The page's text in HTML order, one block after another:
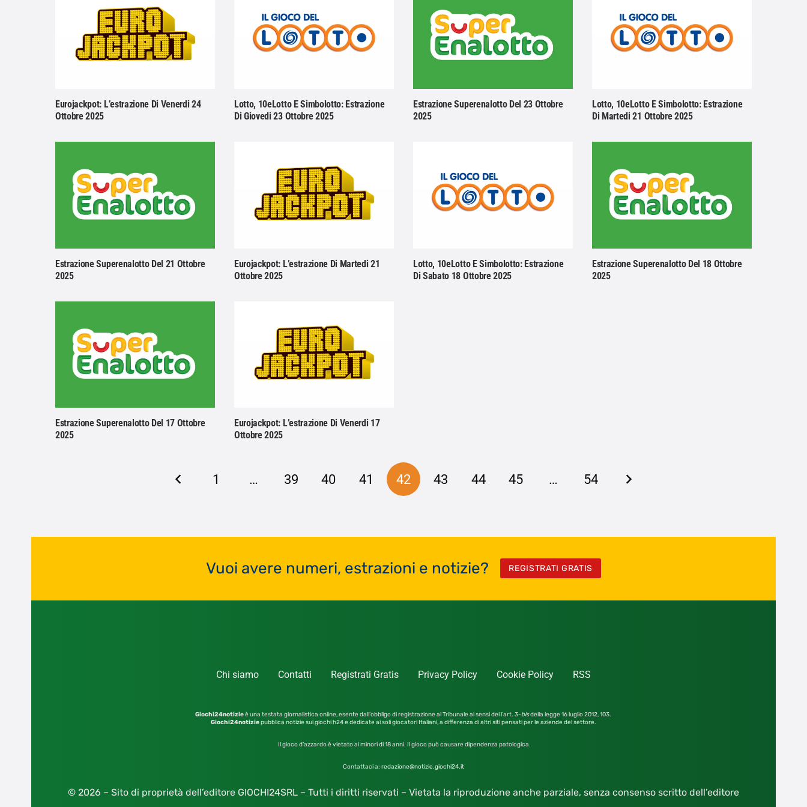
Eurojackpot: L’estrazione Di Venerdi 24
Ottobre 2025
Lotto, 10eLotto E Simbolotto: Estrazione
Di Giovedi 23 Ottobre 2025
Estrazione Superenalotto Del 23 Ottobre
2025
Lotto, 10eLotto E Simbolotto: Estrazione
Di Martedi 21 Ottobre 2025
Estrazione Superenalotto Del 21 Ottobre
2025
Eurojackpot: L’estrazione Di Martedi 21
Ottobre 2025
Lotto, 10eLotto E Simbolotto: Estrazione
Di Sabato 18 Ottobre 2025
Estrazione Superenalotto Del 18 Ottobre
2025
Estrazione Superenalotto Del 17 Ottobre
2025
Eurojackpot: L’estrazione Di Venerdi 17
Ottobre 2025
1 … 39 40 41 42 43 44 45 … 54
Vuoi avere numeri, estrazioni e notizie? REGISTRATI GRATIS
Chi siamo Contatti Registrati Gratis Privacy Policy Cookie Policy RSS
Giochi24notizieè una testata giornalistica online, esente dall’obbligo di registrazione al Tribunale ai sensi del l’art. 3-bisdella legge 16 luglio 2012,103.
Giochi24notiziepubblica notizie sui giochi h24 e dedicate ai soli giocatori Italiani, a differenza di altri siti pensati per le aziende del settore.
Il gioco d’azzardo è vietato ai minori di 18 anni. Il gioco può causare dipendenza patologica.
Contattaci a: redazione@notizie.giochi24.it
© 2026 – Sito di proprietà dell’editore GIOCHI24SRL – Tutti i diritti riservati – Vietata la riproduzione anche parziale, senza consenso scritto dell’editore